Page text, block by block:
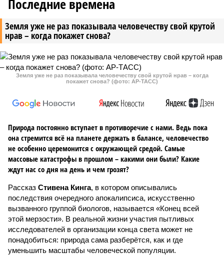
Земля уже не раз показывала человечеству свой крутой
нрав – когда покажет снова?
Последние времена
Земля уже не раз показывала человечеству свой крутой нрав – когда
покажет снова? (фото: АР-ТАСС)
Природа постоянно вступает в противоречие с нами. Ведь пока
она стремится всё на планете держать в балансе, человечество
не особенно церемонится с окружающей средой. Самые
массовые катастрофы в прошлом – какими они были? Какие
ждут нас со дня на день и чем грозят?
Рассказ Стивена Кинга, в котором описывались
последствия очередного апокалипсиса, искусственно
вызванного группой биологов, называется «Конец всей
этой мерзости». В реальной жизни участия пытливых
исследователей в организации конца света может не
понадобиться: природа сама разберётся, как и где
уменьшить масштабы человеческой популяции.